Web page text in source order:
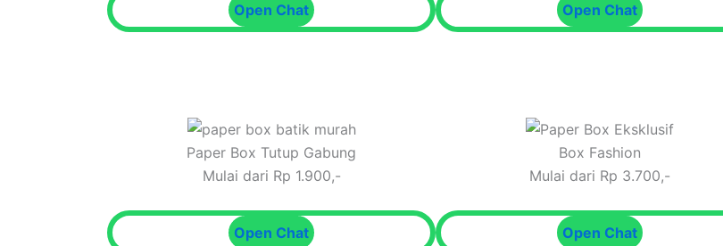
Open Chat Open Chat
Paper Box Tutup Gabung
Mulai dari Rp 1.900,-
Open Chat
Box Fashion
Mulai dari Rp 3.700,-
Open Chat